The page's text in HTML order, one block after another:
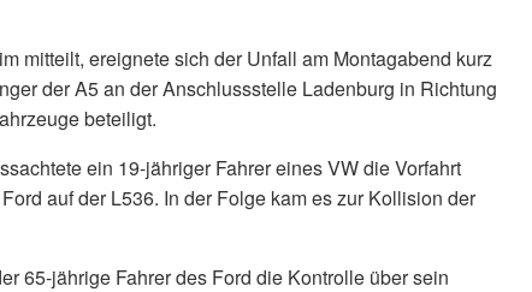
mitteilt, ereignete sich der Unfall am Montagabend kurz
der A5 an der Anschlussstelle Ladenburg in Richtung
beteiligt.
ein 19-jähriger Fahrer eines VW die Vorfahrt
auf der L536. In der Folge kam es zur Kollision der
65-jährige Fahrer des Ford die Kontrolle über sein